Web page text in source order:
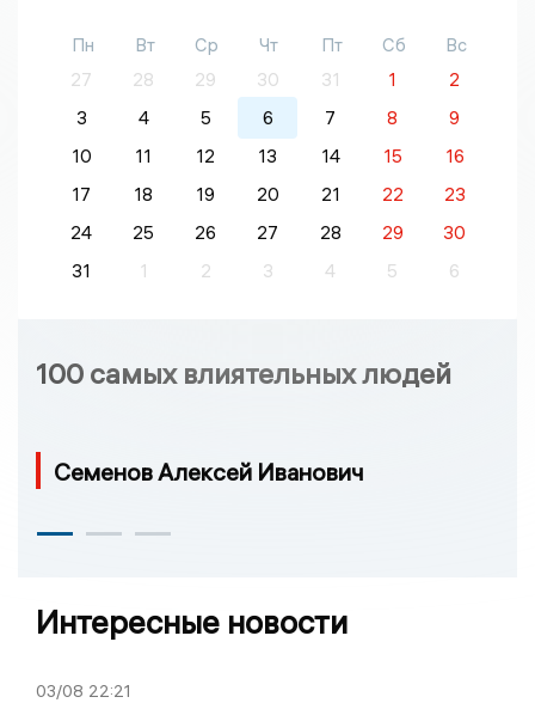
Пн Вт Ср Чт Пт Сб
Вс
27
28 29 30 31 1
2
3
4 5 6 7 8
9
10
11 12 13 14 15
16
17
18 19 20 21 22
23
24
25 26 27 28 29
30
31
1 2 3 4 5 6
100 самых влиятельных людей
Семенов Алексей Иванович
Интересные новости
03/08 22:21